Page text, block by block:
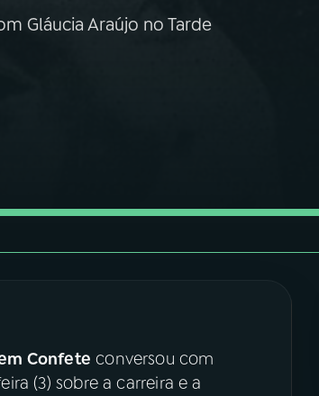
Gláucia Araújo no Tarde
Confete conversou com
(3) sobre a carreira e a